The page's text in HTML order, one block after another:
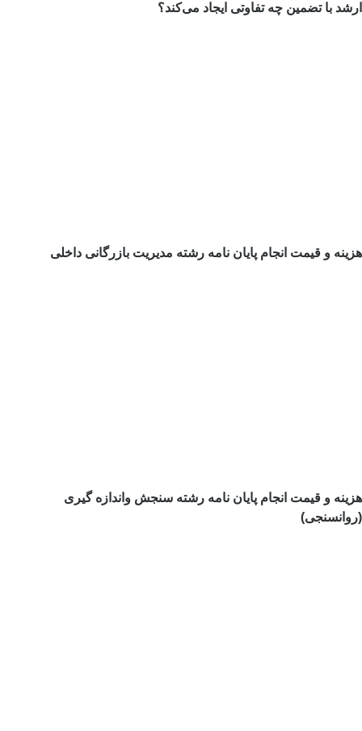
ارشد با تضمین چه تفاوتی ایجاد می‌کند؟
هزینه و قیمت انجام پایان نامه رشته مدیریت بازرگانی داخلی
هزینه و قیمت انجام پایان نامه رشته سنجش واندازه گیری
(روانسنجی)